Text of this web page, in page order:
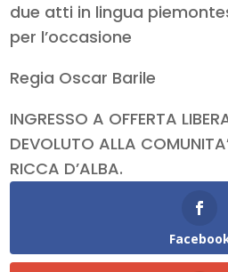
due atti in lingua
per l’occasione
Regia Oscar Barile
INGRESSO A OFFERTA
DEVOLUTO ALLA
RICCA D’ALBA.